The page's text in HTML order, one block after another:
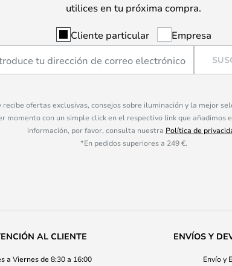
utilices en tu próxima compra.
Cliente particular Empresa
ofertas exclusivas, consejos sobre iluminación y la mejor
momento con un simple click en el respectivo link que añadimos
información, por favor, consulta nuestra Política de
*En pedidos superiores a 249 €.
AL CLIENTE
a Viernes de 8:30 a 16:00
ENVÍOS Y
Envío y